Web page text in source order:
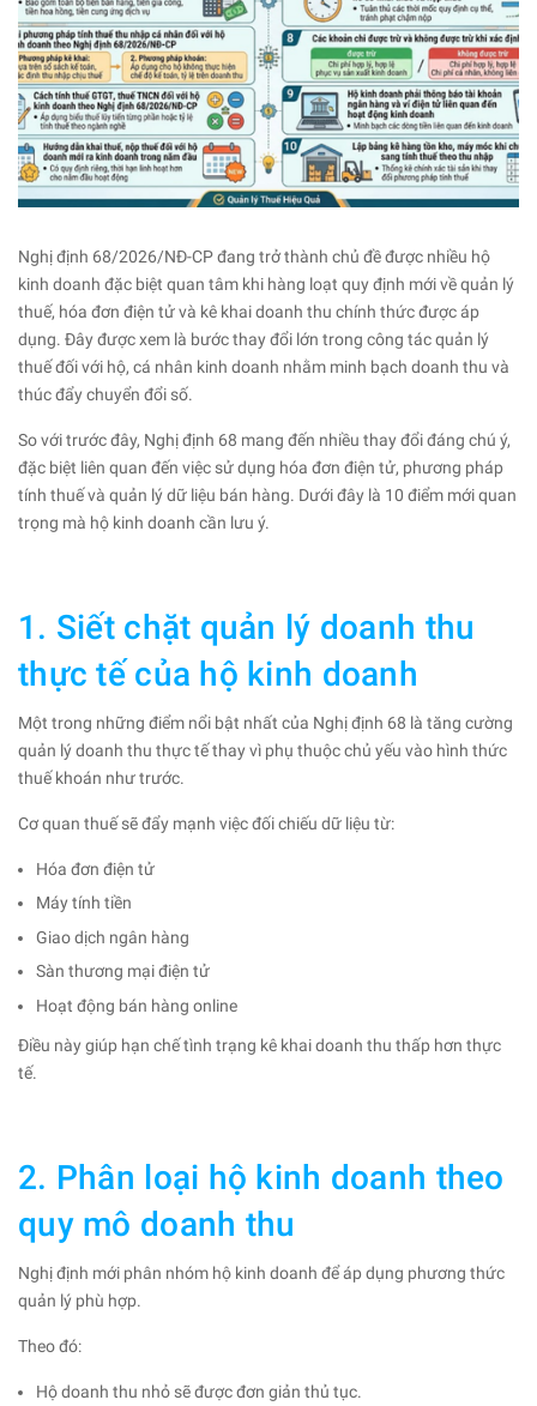
Nghị định 68/2026/NĐ-CP đang trở thành chủ đề được nhiều hộ
kinh doanh đặc biệt quan tâm khi hàng loạt quy định mới về quản lý
thuế, hóa đơn điện tử và kê khai doanh thu chính thức được áp
dụng. Đây được xem là bước thay đổi lớn trong công tác quản lý
thuế đối với hộ, cá nhân kinh doanh nhằm minh bạch doanh thu và
thúc đẩy chuyển đổi số.
So với trước đây, Nghị định 68 mang đến nhiều thay đổi đáng chú ý,
đặc biệt liên quan đến việc sử dụng hóa đơn điện tử, phương pháp
tính thuế và quản lý dữ liệu bán hàng. Dưới đây là 10 điểm mới quan
trọng mà hộ kinh doanh cần lưu ý.
1. Siết chặt quản lý doanh thu
thực tế của hộ kinh doanh
Một trong những điểm nổi bật nhất của Nghị định 68 là tăng cường
quản lý doanh thu thực tế thay vì phụ thuộc chủ yếu vào hình thức
thuế khoán như trước.
Cơ quan thuế sẽ đẩy mạnh việc đối chiếu dữ liệu từ:
Hóa đơn điện tử
Máy tính tiền
Giao dịch ngân hàng
Sàn thương mại điện tử
Hoạt động bán hàng online
Điều này giúp hạn chế tình trạng kê khai doanh thu thấp hơn thực
tế.
2. Phân loại hộ kinh doanh theo
quy mô doanh thu
Nghị định mới phân nhóm hộ kinh doanh để áp dụng phương thức
quản lý phù hợp.
Theo đó:
Hộ doanh thu nhỏ sẽ được đơn giản thủ tục.